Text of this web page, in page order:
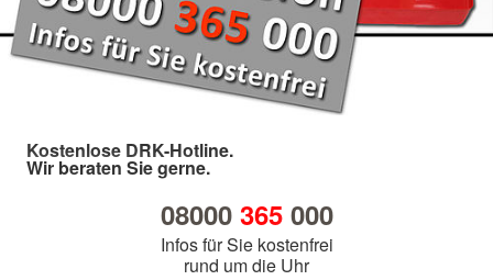
Kostenlose DRK-Hotline.
Wir beraten Sie gerne.
08000 365000
Infos für Sie kostenfrei
rund um die Uhr